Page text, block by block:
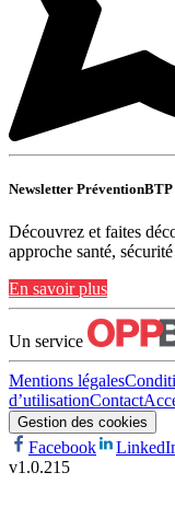
Newsletter PréventionBTP
Découvrez et faites
approche santé,
En savoir plus
Un service
Mentions légales
d’utilisationContact
Gestion des cookies
Facebook
v1.0.215